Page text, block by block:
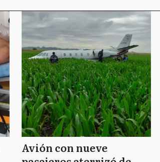
Avión con nueve